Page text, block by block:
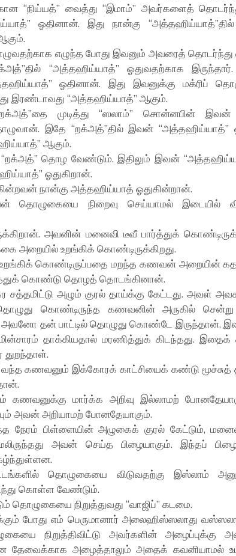
“நிய்யத்” வைத்து “இமாம்” அவர்களைத்
ஓதினான். இது நான்கு
எழுந்த போது இவனும் அவரைத் தொடர்ந்து
“அத்தஹிய்யாத்” ஓதுவதற்காக
ஓதினான். இது இவனுக்கு மக்ரிப்
இரண்டாவது “அத்தஹிய்யாத்” ஆகும்.
முடித்து “ஸலாம்” சொன்னபின்
இதே “றக்அத்”தில் இவன்
ஆகும்.
தொழ வேண்டும். இதிலும் இவன்
ஓதுகிறான்.
நான்கு அத்தஹிய்யாத் ஓதுகின்றான்.
தொழுகையை நிறைவு செய்யாமல் இடையில்
அவனின் மனைவி டீவீ பார்த்துக்
அறையில் உறங்கிக் கொண்டிருக்கிறது.
கொண்டிருப்பதை மறந்த கணவன் அறையின்
கொண்டு தொழத் தொடங்கினான்.
சத்தமிட்டு அழும் குரல் தாய்க்கு கேட்டது. அவள்
தொழுது கொண்டிருந்த கணவனின் அருகில்
அவனோ தன் பாட்டில் தொழுது கொண்டே இருந்தான்.
தாக்கியதால் மரணித்துக் கிடந்தது.
துறந்தாள்.
வந்த கணவனும் இக்கோரக் காட்சியைக் கண்டு மூச்சுத்
கணவனுக்கு மார்க்க அறிவு இல்லாமற்
அவன் அறியாமற் போனதேயாகும்.
பிள்ளையின் அழுகைக் குரல் கேட்டும்,
அவன் செய்த பிழையாகும். இந்தப்
தொழுகையை விடுவதற்கு இஸ்லாம்
கொள்ள வேண்டும்.
தொழுகையை நிறுத்துவது “வாஜிப்” கடமை.
போது எம் பெருமானார் அலைஹிஸ்ஸலாது
நிறுத்திவிட்டு அவர்களின் அழைப்புக்கு
தேவைக்காக அழைத்தாலும் அதைக் கவனியாமல்